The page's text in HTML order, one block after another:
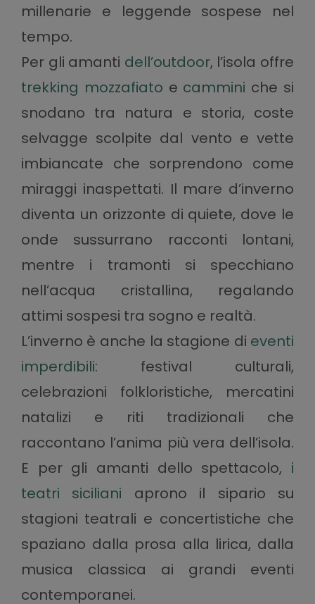
millenarie e leggende sospese nel
tempo.
Per gli amanti dell’outdoor, l’isola offre
trekking mozzafiato e cammini che si
snodano tra natura e storia, coste
selvagge scolpite dal vento e vette
imbiancate che sorprendono come
miraggi inaspettati. Il mare d’inverno
diventa un orizzonte di quiete, dove le
onde sussurrano racconti lontani,
mentre i tramonti si specchiano
nell’acqua cristallina, regalando
attimi sospesi tra sogno e realtà.
L’inverno è anche la stagione di eventi
imperdibili: festival culturali,
celebrazioni folkloristiche, mercatini
natalizi e riti tradizionali che
raccontano l’anima più vera dell’isola.
E per gli amanti dello spettacolo, i
teatri siciliani aprono il sipario su
stagioni teatrali e concertistiche che
spaziano dalla prosa alla lirica, dalla
musica classica ai grandi eventi
contemporanei.